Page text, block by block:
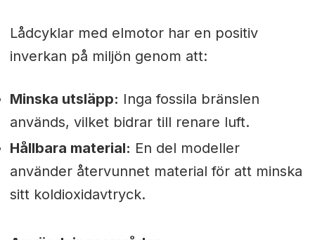
Lådcyklar med elmotor har en positiv
inverkan på miljön genom att:
Minska utsläpp: Inga fossila bränslen
används, vilket bidrar till renare luft.
Hållbara material: En del modeller
använder återvunnet material för att minska
sitt koldioxidavtryck.